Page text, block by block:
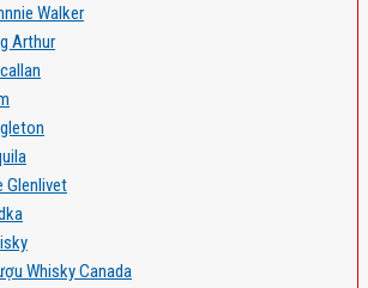
Walker
Arthur
Glenlivet
Whisky Canada